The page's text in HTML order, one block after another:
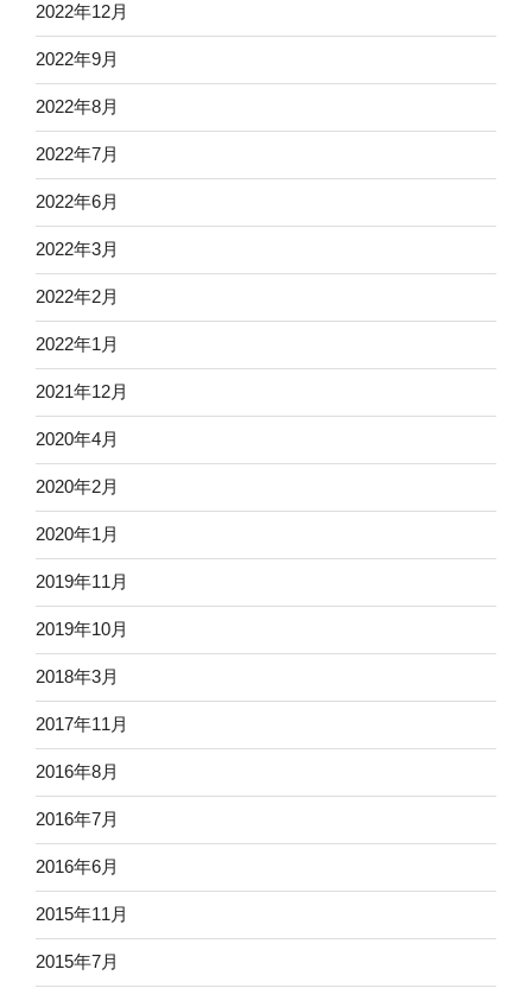
2022年12月
2022年9月
2022年8月
2022年7月
2022年6月
2022年3月
2022年2月
2022年1月
2021年12月
2020年4月
2020年2月
2020年1月
2019年11月
2019年10月
2018年3月
2017年11月
2016年8月
2016年7月
2016年6月
2015年11月
2015年7月